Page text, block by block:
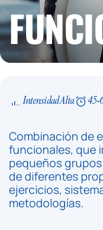
Intensidad Alta 45-
Combinación de
funcionales, que
pequeños
de diferentes
ejercicios,
metodologías.